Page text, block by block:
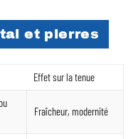
et pierres
Effet sur la tenue
Fraîcheur, modernité